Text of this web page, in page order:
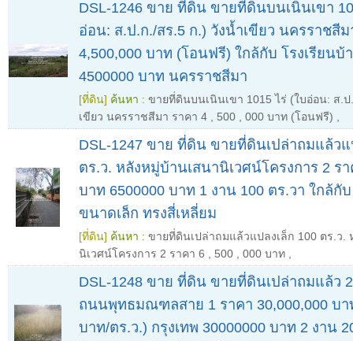
DSL-1246 ขาย ที่ดิน ขายที่ดินบนเนินเขา
อ่อน: ส.ป.ก./สร.5 ก.) วังน้ำเขียว นครราชสีม
4,500,000 บาท (โอนฟรี) ใกล้กับ โรงเรียนบ้
4500000 บาท นครราชสีมา
[ที่ดิน] ค้นหา : ขายที่ดินบนเนินเขา 1015 ไร่ (ใบอ่อน: ส.
เขียว นครราชสีมา ราคา 4
500 000 บาท (โอนฟรี)
DSL-1247 ขาย ที่ดิน ขายที่ดินเปล่าถมแล้วแ
ตร.ว. หลังหมู่บ้านเสนานิเวศน์โครงการ 2 รา
บาท 6500000 บาท 1 งาน 100 ตร.วา ใกล้กั
ขนาดเล็ก ทรงสี่เหลี่ยม
[ที่ดิน] ค้นหา : ขายที่ดินเปล่าถมแล้วแปลงเล็ก 100 ตร.ว.
นิเวศน์โครงการ 2 ราคา 6
500 000 บาท
DSL-1248 ขาย ที่ดิน ขายที่ดินเปล่าถมแล้ว
ถนนพุทธมณฑลสาย 1 ราคา 30,000,000 บา
บาท/ตร.ว.) กรุงเทพ 30000000 บาท 2 งาน